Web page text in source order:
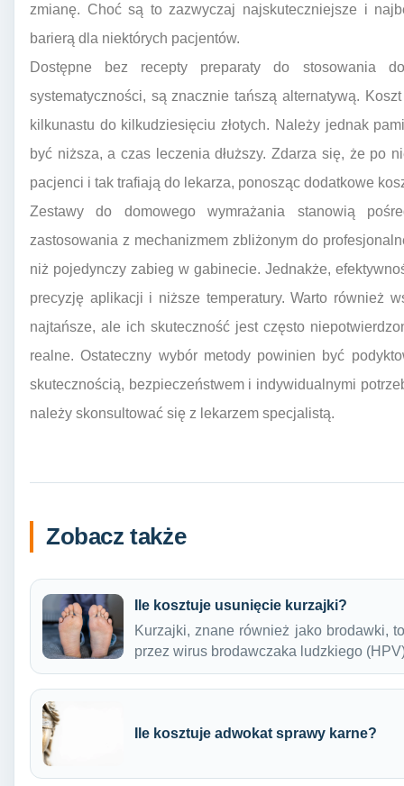
zmianę. Choć są to zazwyczaj najskuteczniejsze i
barierą dla niektórych pacjentów.
Dostępne bez recepty preparaty do stosowania
systematyczności, są znacznie tańszą alternatywą.
kilkunastu do kilkudziesięciu złotych. Należy jednak
być niższa, a czas leczenia dłuższy. Zdarza się, że po
pacjenci i tak trafiają do lekarza, ponosząc dodatkowe
Zestawy do domowego wymrażania stanowią
zastosowania z mechanizmem zbliżonym do
niż pojedynczy zabieg w gabinecie. Jednakże,
precyzję aplikacji i niższe temperatury. Warto również
najtańsze, ale ich skuteczność jest często
realne. Ostateczny wybór metody powinien być
skutecznością, bezpieczeństwem i indywidualnymi
należy skonsultować się z lekarzem specjalistą.
Zobacz także
Ile kosztuje usunięcie kurzajki?
Kurzajki, znane również jako brodawki,
przez wirus brodawczaka ludzkiego
Ile kosztuje adwokat sprawy karne?